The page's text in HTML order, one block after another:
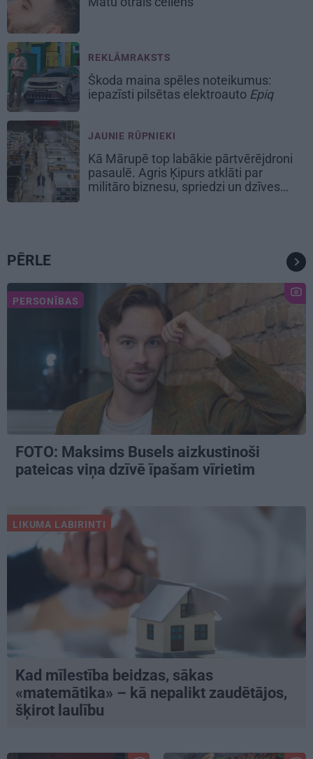
REKLĀMRAKSTS
Škoda maina spēles noteikumus:
iepazīsti pilsētas elektroauto Epiq
JAUNIE RŪPNIEKI
Kā Mārupē top labākie pārtvērējdroni
pasaulē. Agris Ķipurs atklāti par
militāro biznesu, spriedzi un dzīves
PĒRLE
PERSONĪBAS
FOTO: Maksims Busels aizkustinoši
pateicas viņa dzīvē īpašam vīrietim
LIKUMA LABIRINTI
Kad mīlestība beidzas, sākas
«matemātika» – kā nepalikt zaudētājos,
šķirot laulību